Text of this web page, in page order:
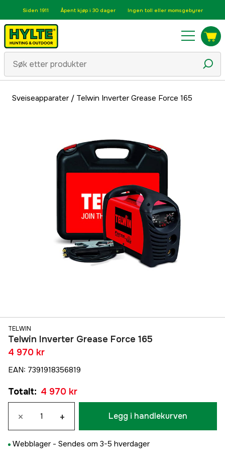
Siden 1911 Åpent kjøp i 30 dager Ingen toll eller momsgebyrer
Sveiseapparater/ Telwin Inverter Grease Force 165
TELWIN
Telwin Inverter Grease Force 165
4 970 kr
EAN: 7391918356819
Totalt: 4 970 kr
× + Legg i handlekurven
Webblager - Sendes om 3-5 hverdager